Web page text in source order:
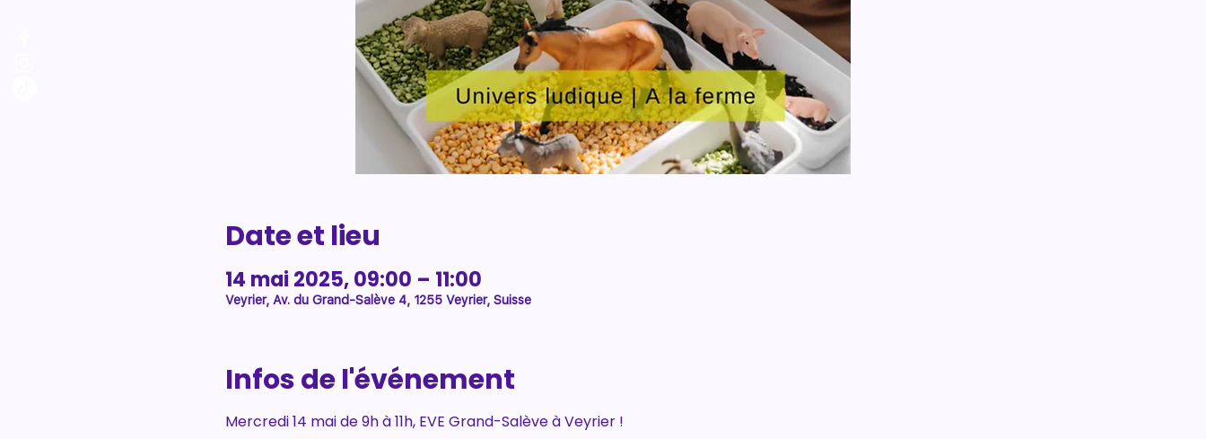
Date et lieu
14 mai 2025, 09:00 – 11:00
Veyrier, Av. du Grand-Salève 4, 1255 Veyrier, Suisse
Infos de l'événement
Mercredi 14 mai de 9h à 11h, EVE Grand-Salève à Veyrier !